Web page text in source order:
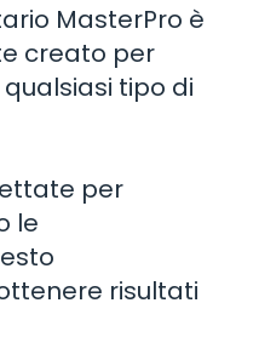
MasterPro è
creato per
tipo di
per
le
risultati